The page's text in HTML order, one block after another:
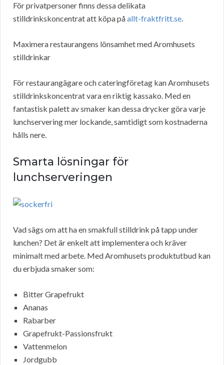
För privatpersoner finns dessa delikata
stilldrinkskoncentrat att köpa påallt-fraktfritt.se.
Maximera restaurangens lönsamhet med Aromhusets
stilldrinkar
För restaurangägare och cateringföretag kan Aromhusets
stilldrinkskoncentrat vara en riktig kassako. Med en
fantastisk palett av smaker kan dessa drycker göra varje
lunchservering mer lockande, samtidigt som kostnaderna
hålls nere.
Smarta lösningar för
lunchserveringen
Vad sägs om att ha en smakfull stilldrink på tapp under
lunchen? Det är enkelt att implementera och kräver
minimalt med arbete. Med Aromhusets produktutbud kan
du erbjuda smaker som:
Bitter Grapefrukt
Ananas
Rabarber
Grapefrukt-Passionsfrukt
Vattenmelon
Jordgubb